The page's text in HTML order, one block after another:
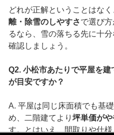
どれが正解ということはなく
離・除雪のしやすさで選び
るなら、雪の落ちる先に十
確認しましょう。
Q2. 小松市あたりで平屋を
が目安ですか？
A. 平屋は同じ床面積でも基
め、二階建てより 坪単価が
す。とはいえ、間取りや仕